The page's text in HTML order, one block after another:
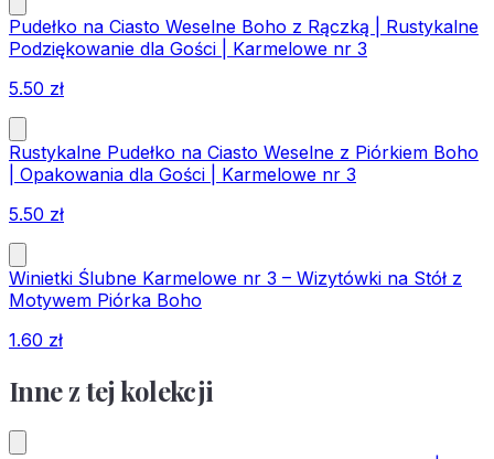
Pudełko na Ciasto Weselne Boho z Rączką | Rustykalne
Podziękowanie dla Gości | Karmelowe nr 3
5.50 zł
Rustykalne Pudełko na Ciasto Weselne z Piórkiem Boho
| Opakowania dla Gości | Karmelowe nr 3
5.50 zł
Winietki Ślubne Karmelowe nr 3 – Wizytówki na Stół z
Motywem Piórka Boho
1.60 zł
Inne z tej kolekcji